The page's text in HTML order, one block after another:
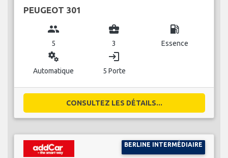
PEUGEOT 301
group
5
business_center
3
local_gas_station
Essence
miscellaneous_services
Automatique
login
5 Porte
CONSULTEZ LES DÉTAILS...
BERLINE INTERMÉDIAIRE